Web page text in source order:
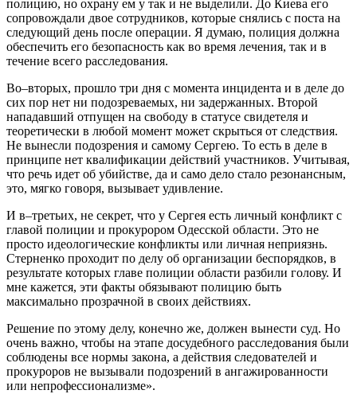
полицию, но охрану ем у так и не выделили. До Киева его
сопровождали двое сотрудников, которые снялись с поста на
следующий день после операции. Я думаю, полиция должна
обеспечить его безопасность как во время лечения, так и в
течение всего расследования.
Во–вторых, прошло три дня с момента инцидента и в деле до
сих пор нет ни подозреваемых, ни задержанных. Второй
нападавший отпущен на свободу в статусе свидетеля и
теоретически в любой момент может скрыться от следствия.
Не вынесли подозрения и самому Сергею. То есть в деле в
принципе нет квалификации действий участников. Учитывая,
что речь идет об убийстве, да и само дело стало резонансным,
это, мягко говоря, вызывает удивление.
И в–третьих, не секрет, что у Сергея есть личный конфликт с
главой полиции и прокурором Одесской области. Это не
просто идеологические конфликты или личная неприязнь.
Стерненко проходит по делу об организации беспорядков, в
результате которых главе полиции области разбили голову. И
мне кажется, эти факты обязывают полицию быть
максимально прозрачной в своих действиях.
Решение по этому делу, конечно же, должен вынести суд. Но
очень важно, чтобы на этапе досудебного расследования были
соблюдены все нормы закона, а действия следователей и
прокуроров не вызывали подозрений в ангажированности
или непрофессионализме».